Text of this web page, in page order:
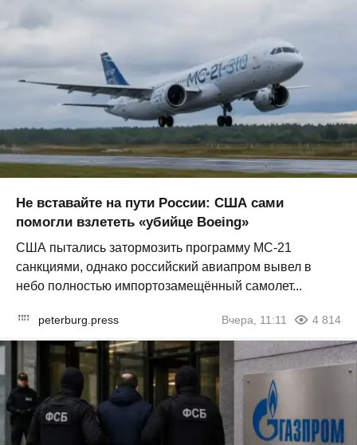
Не вставайте на пути России: США сами
помогли взлететь «убийце Boeing»
США пытались затормозить программу МС-21
санкциями, однако российский авиапром вывел в
небо полностью импортозамещённый самолет...
peterburg.press Вчера, 11:11 4 814